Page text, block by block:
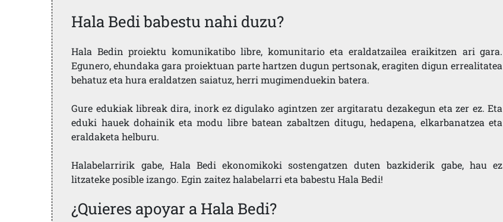
Hala Bedi babestu nahi duzu?
Hala Bedin proiektu komunikatibo libre, komunitario eta eraldatzailea eraikitzen ari gara.
Egunero, ehundaka gara proiektuan parte hartzen dugun pertsonak, eragiten digun errealitatea
behatuz eta hura eraldatzen saiatuz, herri mugimenduekin batera.
Gure edukiak libreak dira, inork ez digulako agintzen zer argitaratu dezakegun eta zer ez. Eta
eduki hauek dohainik eta modu libre batean zabaltzen ditugu, hedapena, elkarbanatzea eta
eraldaketa helburu.
Halabelarririk gabe, Hala Bedi ekonomikoki sostengatzen duten bazkiderik gabe, hau ez
litzateke posible izango. Egin zaitez halabelarri eta babestu Hala Bedi!
¿Quieres apoyar a Hala Bedi?